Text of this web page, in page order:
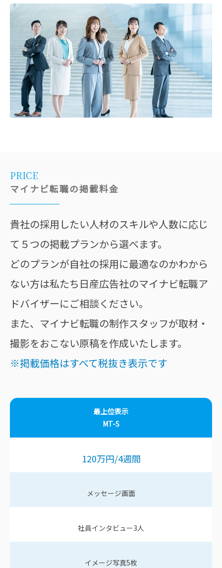
PRICE
マイナビ転職の掲載料金
貴社の採用したい人材のスキルや人数に応じ
て５つの掲載プランから選べます。
どのプランが自社の採用に最適なのかわから
ない方は私たち日産広告社のマイナビ転職ア
ドバイザーにご相談ください。
また、マイナビ転職の制作スタッフが取材・
撮影をおこない原稿を作成いたします。
※掲載価格はすべて税抜き表示です
最上位表示
MT-S
120万円/4週間
メッセージ画面
社員インタビュー3人
イメージ写真5枚